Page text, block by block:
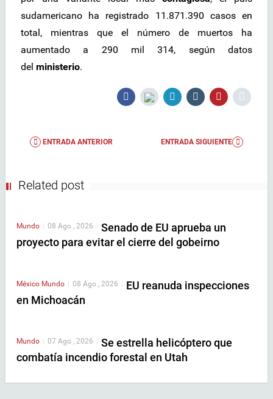
sudamericano ha registrado 11.871.390 casos en
total, mientras que el número de muertos ha
aumentado a 290 mil 314, según datos
del ministerio.
ENTRADA ANTERIOR ENTRADA SIGUIENTE
Related post
Mundo 08 Ago , 2026
Senado de EU aprueba un
proyecto para evitar el cierre del gobeirno
México Mundo | 08 Ago , 2026 | EU reanuda inspecciones
en Michoacán
Mundo 07 Ago , 2026
Se estrella helicóptero que
combatía incendio forestal en Utah